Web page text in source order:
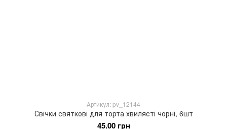
Артикул: pv_12144
Свічки святкові для торта хвилясті чорні, 6шт
45.00 грн